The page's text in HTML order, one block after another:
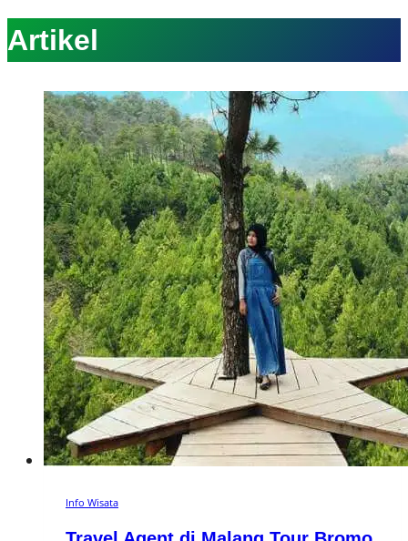
Artikel
Info Wisata